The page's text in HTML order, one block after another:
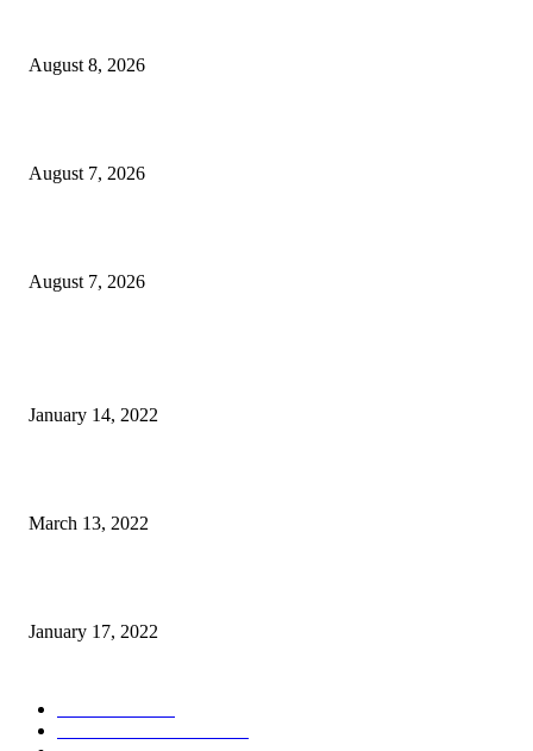
August 8, 2026
August 7, 2026
August 7, 2026
January 14, 2022
March 13, 2022
January 17, 2022